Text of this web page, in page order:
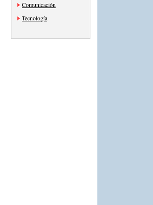
Comunicación
Tecnología